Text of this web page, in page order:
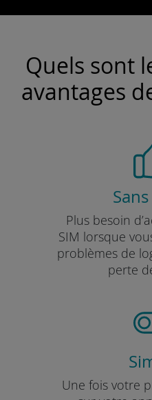
Quels sont
avantages
Plus besoin
SIM lorsque
problèmes de
perte
Une fois votre